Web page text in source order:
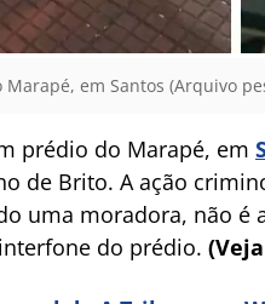
em Santos (Arquivo
prédio do Marapé, em
de Brito. A ação
uma moradora, não
do prédio.